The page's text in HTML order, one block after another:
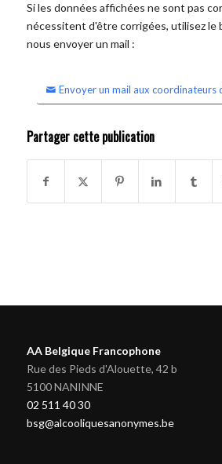
Si les données affichées ne sont pas
nécessitent d'être corrigées, utilisez le
nous envoyer un mail :
Envoyer un mail aux coordinateurs
Partager cette publication
AA Belgique Francophone
Rue des Pieds d'Alouette, 42 b
5100 NANINNE
02 511 40 30
bsg@alcooliquesanonymes.be